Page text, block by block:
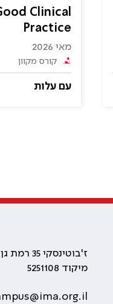
Clinical
Practice
מאי 2026
קורס מקוון
עם עלות
ז'בוטינסקי 35 רמת גן, בניין התאומים 2
מיקוד 5251108